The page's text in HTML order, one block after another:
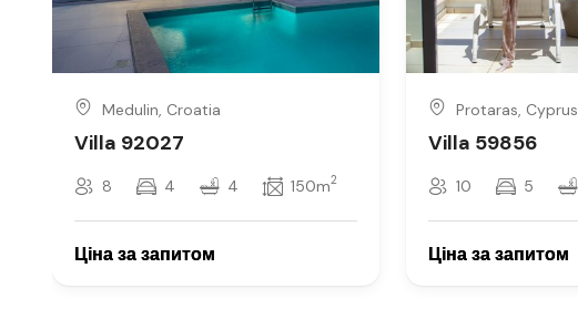
Medulin, Croatia
Villa 92027
8 4 4 150m2
Protaras, Cyprus
Villa 59856
10 5